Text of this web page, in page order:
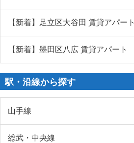
【新着】足立区大谷田 賃貸アパート
【新着】墨田区八広 賃貸アパート
駅・沿線から探す
山手線
総武・中央線